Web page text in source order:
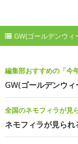
GW(ゴールデンウ
編集部おすすめの「今
GW(ゴールデンウ
全国のネモフィラが見
ネモフィラが見られ